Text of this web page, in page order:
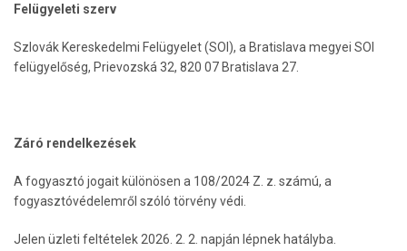
Felügyeleti szerv
Szlovák Kereskedelmi Felügyelet (SOI), a Bratislava megyei SOI
felügyelőség, Prievozská 32, 820 07 Bratislava 27.
Záró rendelkezések
A fogyasztó jogait különösen a 108/2024 Z. z. számú, a
fogyasztóvédelemről szóló törvény védi.
Jelen üzleti feltételek 2026. 2. 2. napján lépnek hatályba.